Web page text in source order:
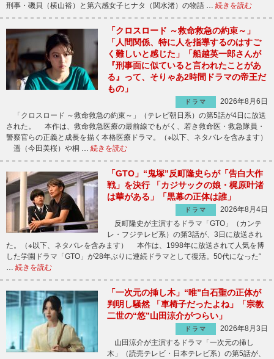
刑事・磯貝（横山裕）と第六感女子ヒナタ（関水渚）の物語 … 続きを読む
「クロスロード ～救命救急の約束～」
「人間関係、特に人を指導するのはすご
く難しいと感じた」「船越英一郎さんが
『刑事面に似ていると言われたことがあ
る』って、そりゃあ2時間ドラマの帝王だ
もの」
ドラマ
2026年8月6日
「クロスロード ～救命救急の約束～」（テレビ朝日系）の第5話が4日に放送
された。 本作は、救命救急医療の最前線でもがく、若き救命医・救急隊員・
警察官らの正義と成長を描く本格医療ドラマ。（※以下、ネタバレを含みます）
遥（今田美桜）や桐 … 続きを読む
「GTO」“鬼塚”反町隆史らが「告白大作
戦」を決行 「カジサックの娘・梶原叶渚
は華がある」「黒幕の正体は誰」
ドラマ
2026年8月4日
反町隆史が主演するドラマ「GTO」（カンテ
レ・フジテレビ系）の第3話が、3日に放送され
た。（※以下、ネタバレを含みます） 本作は、1998年に放送されて人気を博
した学園ドラマ「GTO」が28年ぶりに連続ドラマとして復活。50代になった“
… 続きを読む
「一次元の挿し木」“唯”白石聖の正体が
判明し騒然 「車椅子だったよね」「宗教
二世の“悠”山田涼介がつらい」
ドラマ
2026年8月3日
山田涼介が主演するドラマ「一次元の挿し
木」（読売テレビ・日本テレビ系）の第5話が、